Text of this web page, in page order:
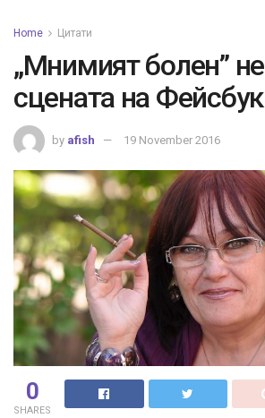
Home Цитати
„Мнимият болен”
сцената на Фейсбук
by afish 19 November 2016
0
SHARES